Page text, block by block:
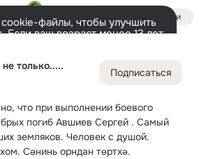
только.....
Подписаться
что при выполнении боевого
погиб Авшиев Сергей . Самый
земляков. Человек с душой.
Сәнинь орндан төртхә.
Войти
файлы, чтобы улучшить
Если ваш возраст менее 13 лет,
Ещё